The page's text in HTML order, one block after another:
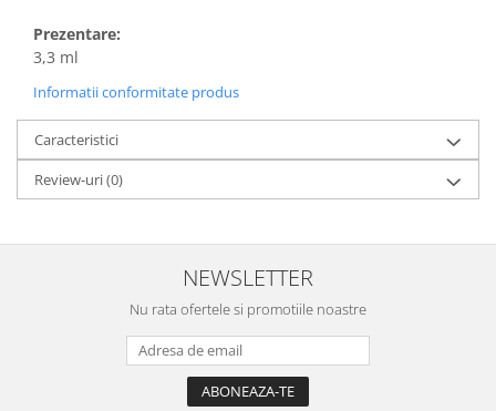
Prezentare:
3,3 ml
Informatii conformitate produs
Caracteristici
Review-uri(0)
NEWSLETTER
Nu rata ofertele si promotiile noastre